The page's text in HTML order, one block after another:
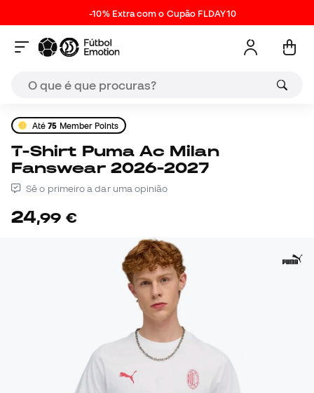
-10% Extra com o Cupão FLDAY10
Até75 Member Points
T-Shirt Puma Ac Milan
Fanswear 2026-2027
Sê o primeiro a dar uma opinião
24,99 €